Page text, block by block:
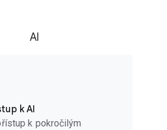
AI
k AI
k pokročilým